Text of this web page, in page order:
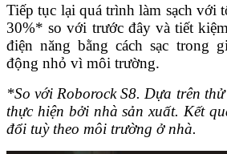
Tiếp tục lại quá trình làm sạch với
30%* so với trước đây và tiết
điện năng bằng cách sạc trong
động nhỏ vì môi trường.
*So với Roborock S8. Dựa trên
thực hiện bởi nhà sản xuất. Kết
đổi tuỳ theo môi trường ở nhà.